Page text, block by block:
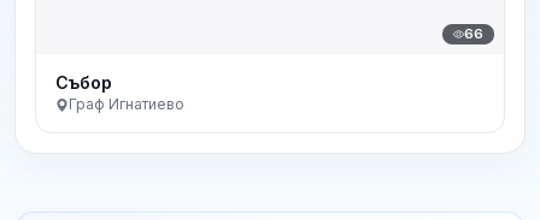
66
Събор
Граф Игнатиево